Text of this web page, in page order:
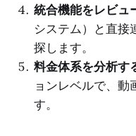
統合機能をレビュ
システム）と直接
探します。
料金体系を分析す
ョンレベルで、動
す。